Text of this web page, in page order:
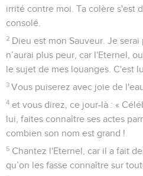
irrité contre moi. Ta colère s'est
consolé.
2 Dieu est mon Sauveur. Je
n’aurai plus peur, car l'Eternel,
le sujet de mes louanges. C'est
3 Vous puiserez avec joie de
4 et vous direz, ce jour-là : «
lui, faites connaître ses actes
combien son nom est grand !
5 Chantez l'Eternel, car il a fait
qu’on les fasse connaître sur